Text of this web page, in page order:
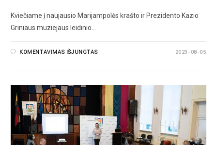
Kviečiame į naujausio Marijampolės krašto ir Prezidento Kazio
Griniaus muziejaus leidinio…
KOMENTAVIMAS IŠJUNGTAS 2023-08-05